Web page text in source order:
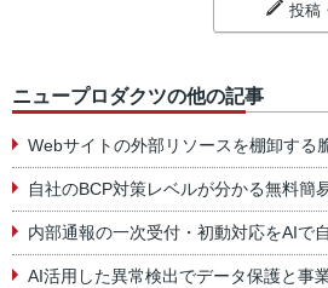
投稿
ニュープロダクツの他の記事
Webサイトの外部リソースを棚卸する
自社のBCP対策レベルが分かる無料簡
内部通報の一次受付・初動対応をAIで
AI活用した異常検出でデータ保護と事